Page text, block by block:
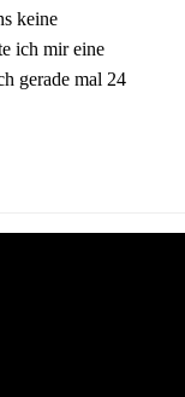
keine
ich mir eine
gerade mal 24